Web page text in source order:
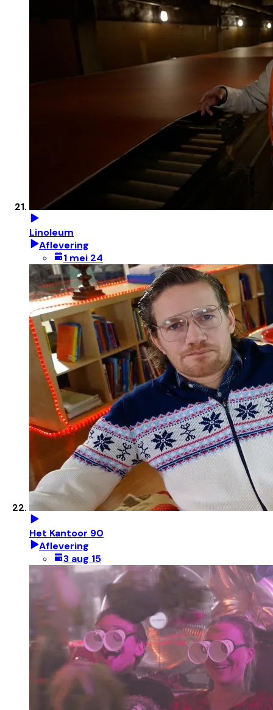
Linoleum
Aflevering
1 mei 24
Het Kantoor 90
Aflevering
3 aug 15